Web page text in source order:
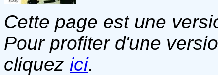
Cette page est une
Pour profiter d'une
cliquez ici.